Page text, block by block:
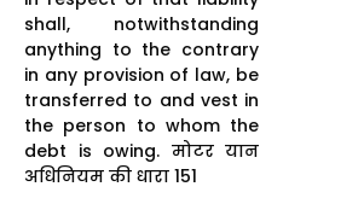
shall, notwithstanding
anything to the contrary
in any provision of law, be
transferred to and vest in
the person to whom the
debt is owing. मोटर यान
अधिनियम की धारा 151